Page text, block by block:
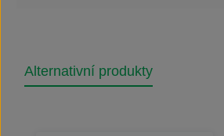
Alternativní produkty